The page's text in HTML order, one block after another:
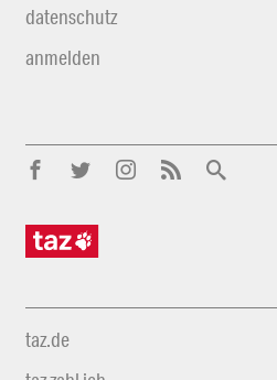
datenschutz
anmelden
taz.de